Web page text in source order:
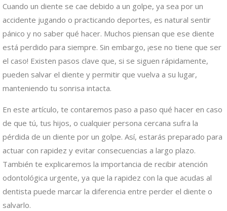
Cuando un diente se cae debido a un golpe, ya sea por un
accidente jugando o practicando deportes, es natural sentir
pánico y no saber qué hacer. Muchos piensan que ese diente
está perdido para siempre. Sin embargo, ¡ese no tiene que ser
el caso! Existen pasos clave que, si se siguen rápidamente,
pueden salvar el diente y permitir que vuelva a su lugar,
manteniendo tu sonrisa intacta.
En este artículo, te contaremos paso a paso qué hacer en caso
de que tú, tus hijos, o cualquier persona cercana sufra la
pérdida de un diente por un golpe. Así, estarás preparado para
actuar con rapidez y evitar consecuencias a largo plazo.
También te explicaremos la importancia de recibir atención
odontológica urgente, ya que la rapidez con la que acudas al
dentista puede marcar la diferencia entre perder el diente o
salvarlo.